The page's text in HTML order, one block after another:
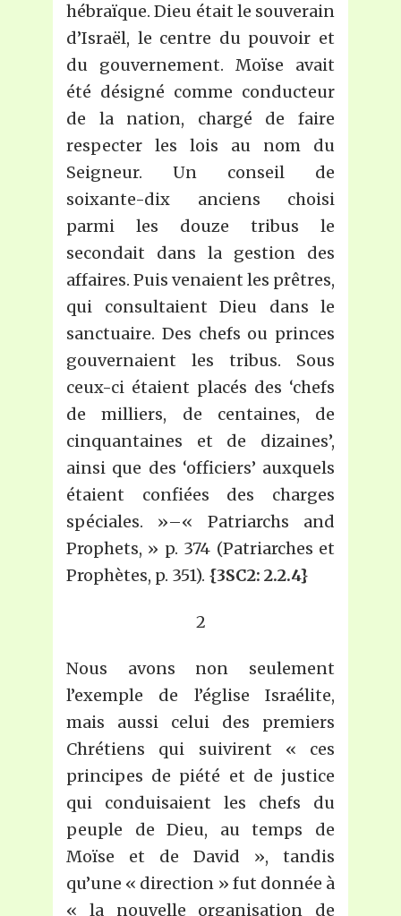
hébraïque. Dieu était le souverain
d’Israël, le centre du pouvoir et
du gouvernement. Moïse avait
été désigné comme conducteur
de la nation, chargé de faire
respecter les lois au nom du
Seigneur. Un conseil de
soixante-dix anciens choisi
parmi les douze tribus le
secondait dans la gestion des
affaires. Puis venaient les prêtres,
qui consultaient Dieu dans le
sanctuaire. Des chefs ou princes
gouvernaient les tribus. Sous
ceux-ci étaient placés des ‘chefs
de milliers, de centaines, de
cinquantaines et de dizaines’,
ainsi que des ‘officiers’ auxquels
étaient confiées des charges
spéciales. »–« Patriarchs and
Prophets, » p. 374 (Patriarches et
Prophètes, p. 351). {3SC2: 2.2.4}
2
Nous avons non seulement
l’exemple de l’église Israélite,
mais aussi celui des premiers
Chrétiens qui suivirent « ces
principes de piété et de justice
qui conduisaient les chefs du
peuple de Dieu, au temps de
Moïse et de David », tandis
qu’une « direction » fut donnée à
« la nouvelle organisation de